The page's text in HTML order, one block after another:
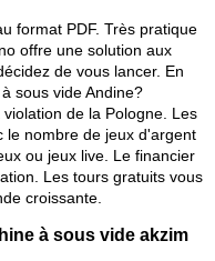
format PDF. Très pratique
offre une solution aux
de vous lancer. En
sous vide Andine?
de la Pologne. Les
le nombre de jeux d'argent
ou jeux live. Le financier
Les tours gratuits vous
croissante.
à sous vide akzim